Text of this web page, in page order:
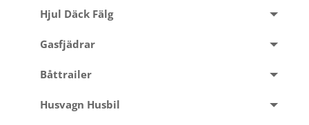
Hjul Däck Fälg
Gasfjädrar
Båttrailer
Husvagn Husbil